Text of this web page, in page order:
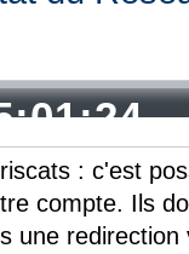
: c'est
compte. Ils
une